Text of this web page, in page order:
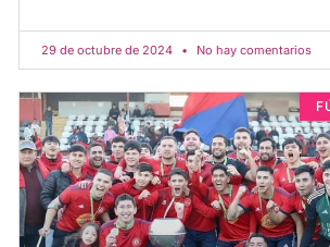
29 de octubre de 2024 No hay comentarios